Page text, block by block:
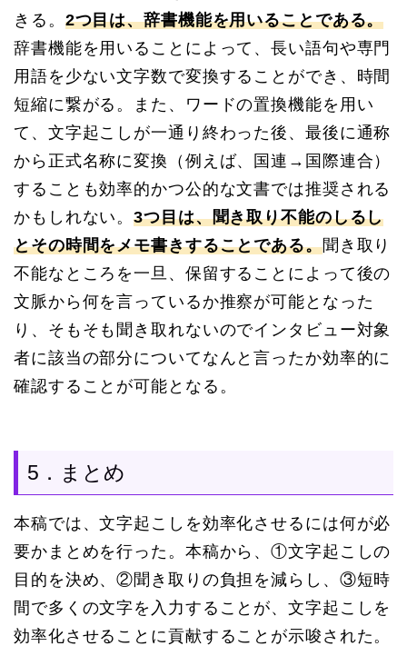
きる。 2つ目は、辞書機能を用いることである。
辞書機能を用いることによって、長い語句や専門
用語を少ない文字数で変換することができ、時間
短縮に繋がる。また、ワードの置換機能を用い
て、文字起こしが一通り終わった後、最後に通称
から正式名称に変換（例えば、国連→国際連合）
することも効率的かつ公的な文書では推奨される
かもしれない。3つ目は、聞き取り不能のしるし
とその時間をメモ書きすることである。聞き取り
不能なところを一旦、保留することによって後の
文脈から何を言っているか推察が可能となった
り、そもそも聞き取れないのでインタビュー対象
者に該当の部分についてなんと言ったか効率的に
確認することが可能となる。
5．まとめ
本稿では、文字起こしを効率化させるには何が必
要かまとめを行った。本稿から、①文字起こしの
目的を決め、②聞き取りの負担を減らし、③短時
間で多くの文字を入力することが、文字起こしを
効率化させることに貢献することが示唆された。